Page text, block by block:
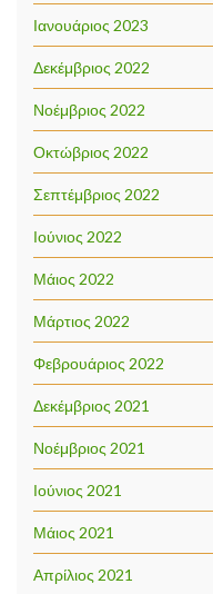
Ιανουάριος 2023
Δεκέμβριος 2022
Νοέμβριος 2022
Οκτώβριος 2022
Σεπτέμβριος 2022
Ιούνιος 2022
Μάιος 2022
Μάρτιος 2022
Φεβρουάριος 2022
Δεκέμβριος 2021
Νοέμβριος 2021
Ιούνιος 2021
Μάιος 2021
Απρίλιος 2021